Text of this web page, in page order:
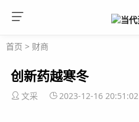
首页 > 财商
创新药越寒冬
文采 2023-12-16 20:51:02